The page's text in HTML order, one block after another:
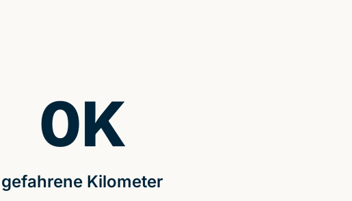
gefahrene Kilometer
0K